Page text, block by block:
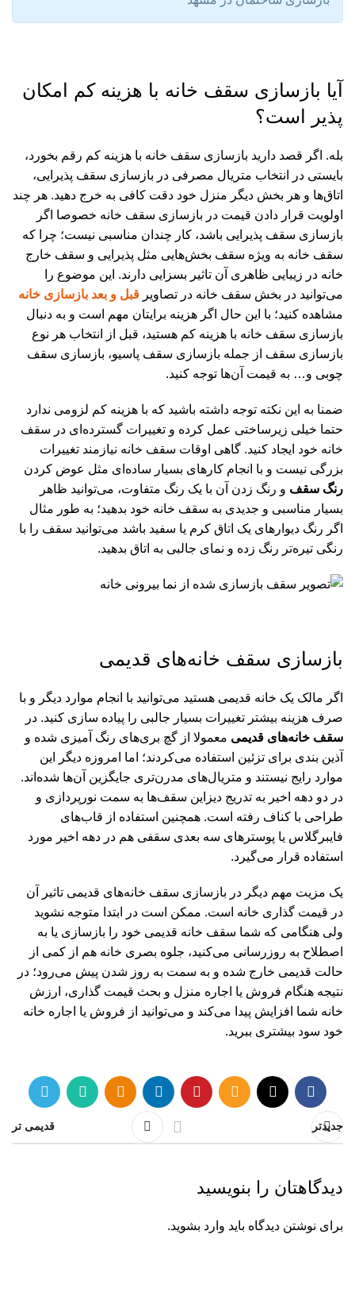
آیا بازسازی سقف خانه با هزینه کم امکان
پذیر است؟
بله. اگر قصد دارید بازسازی سقف خانه با هزینه کم رقم بخورد،
بایستی در انتخاب متریال مصرفی در بازسازی سقف پذیرایی،
اتاق‌ها و هر بخش دیگر منزل خود دقت کافی به خرج دهید. هر چند
اولویت قرار دادن قیمت در بازسازی سقف خانه خصوصا اگر
بازسازی سقف پذیرایی باشد، کار چندان مناسبی نیست؛ چرا که
سقف خانه به ویژه سقف بخش‌هایی مثل پذیرایی و سقف خارج
خانه در زیبایی ظاهری آن تاثیر بسزایی دارند. این موضوع را
می‌توانید در بخش سقف خانه در تصاویر قبل و بعد بازسازی خانه
مشاهده کنید؛ با این حال اگر هزینه برایتان مهم است و به دنبال
بازسازی سقف خانه با هزینه کم هستید، قبل از انتخاب هر نوع
بازسازی سقف از جمله بازسازی سقف پاسیو، بازسازی سقف
چوبی و… به قیمت آن‌ها توجه کنید.
ضمنا به این نکته توجه داشته باشید که با هزینه کم لزومی ندارد
حتما خیلی زیرساختی عمل کرده و تغییرات گسترده‌ای در سقف
خانه خود ایجاد کنید. گاهی اوقات سقف خانه نیازمند تغییرات
بزرگی نیست و با انجام کارهای بسیار ساده‌ای مثل عوض کردن
رنگ سقف و رنگ زدن آن با یک رنگ متفاوت، می‌توانید ظاهر
بسیار مناسبی و جدیدی به سقف خانه خود بدهید؛ به طور مثال
اگر رنگ دیوارهای یک اتاق کرم یا سفید باشد می‌توانید سقف را با
رنگی تیره‌تر رنگ زده و نمای جالبی به اتاق بدهید.
بازسازی سقف خانه‌های قدیمی
اگر مالک یک خانه قدیمی هستید می‌توانید با انجام موارد دیگر و با
صرف هزینه بیشتر تغییرات بسیار جالبی را پیاده سازی کنید. در
سقف خانه‌های قدیمی معمولا از گچ بری‌های رنگ آمیزی شده و
آذین بندی برای تزئین استفاده می‌کردند؛ اما امروزه دیگر این
موارد رایج نیستند و متریال‌های مدرن‌تری جایگزین آن‌ها شده‌اند.
در دو دهه اخیر به تدریج دیزاین سقف‌ها به سمت نورپردازی و
طراحی با کناف رفته است. همچنین استفاده از قاب‌های
فایبرگلاس یا پوسترهای سه بعدی سقفی هم در دهه اخیر مورد
استفاده قرار می‌گیرد.
یک مزیت مهم دیگر در بازسازی سقف خانه‌های قدیمی تاثیر آن
در قیمت گذاری خانه است. ممکن است در ابتدا متوجه نشوید
ولی هنگامی که شما سقف خانه قدیمی خود را بازسازی یا به
اصطلاح به روزرسانی می‌کنید، جلوه بصری خانه هم از کمی از
حالت قدیمی خارج شده و به سمت به روز شدن پیش می‌رود؛ در
نتیجه هنگام فروش یا اجاره منزل و بحث قیمت گذاری، ارزش
خانه شما افزایش پیدا می‌کند و می‌توانید از فروش یا اجاره خانه
خود سود بیشتری ببرید.
جدیدتر قدیمی تر
دیدگاهتان را بنویسید
برای نوشتن دیدگاه باید وارد بشوید.